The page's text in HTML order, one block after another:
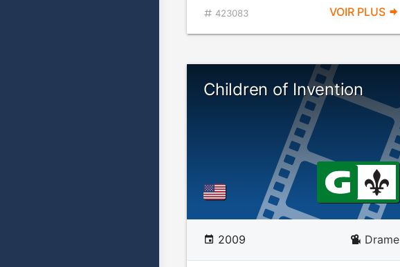
423083 VOIR PLUS
Children of Invention
2009 Drame